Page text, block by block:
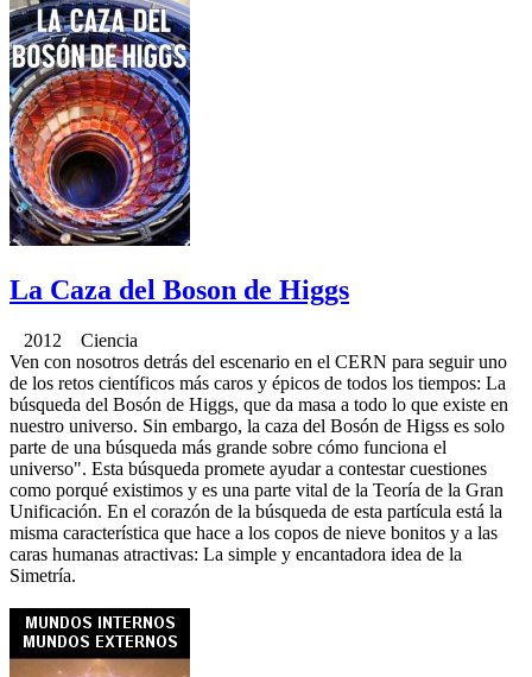
La Caza del Boson de Higgs
2012 Ciencia
Ven con nosotros detrás del escenario en el CERN para seguir uno
de los retos científicos más caros y épicos de todos los tiempos: La
búsqueda del Bosón de Higgs, que da masa a todo lo que existe en
nuestro universo. Sin embargo, la caza del Bosón de Higss es solo
parte de una búsqueda más grande sobre cómo funciona el
universo". Esta búsqueda promete ayudar a contestar cuestiones
como porqué existimos y es una parte vital de la Teoría de la Gran
Unificación. En el corazón de la búsqueda de esta partícula está la
misma característica que hace a los copos de nieve bonitos y a las
caras humanas atractivas: La simple y encantadora idea de la
Simetría.